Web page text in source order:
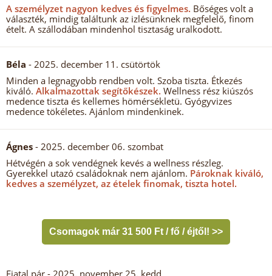
A személyzet nagyon kedves és figyelmes. Bőséges volt a
választék, mindig találtunk az izlésünknek megfelelő, finom
ételt. A szállodában mindenhol tisztaság uralkodott.
Béla - 2025. december 11. csütörtök
Minden a legnagyobb rendben volt. Szoba tiszta. Étkezés
kiváló. Alkalmazottak segítőkészek. Wellness rész kiúszós
medence tiszta és kellemes hömérsékletü. Gyógyvizes
medence tökéletes. Ajánlom mindenkinek.
Ágnes - 2025. december 06. szombat
Hétvégén a sok vendégnek kevés a wellness részleg.
Gyerekkel utazó családoknak nem ajánlom. Pároknak kiváló,
kedves a személyzet, az ételek finomak, tiszta hotel.
Csomagok már 31 500 Ft / fő / éjtől! >>
Fiatal pár - 2025. november 25. kedd